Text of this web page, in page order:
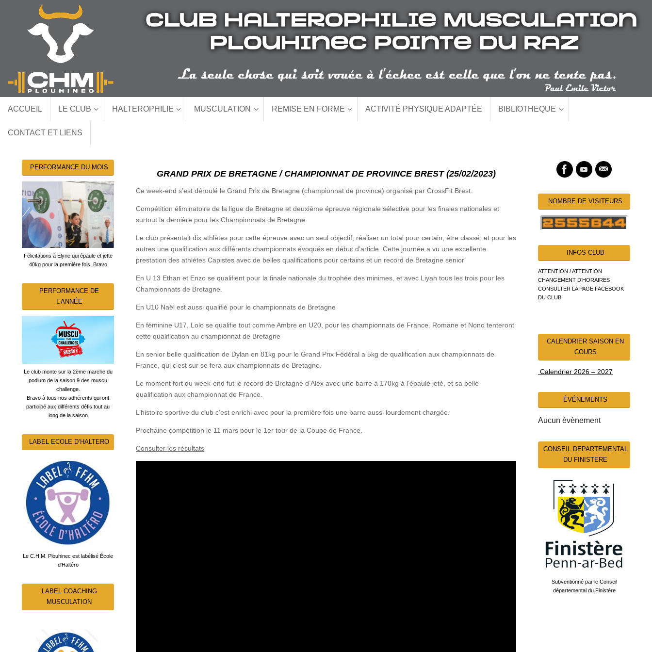
ACCUEIL LE CLUB HALTEROPHILIE MUSCULATION REMISE EN FORME ACTIVITÉ PHYSIQUE ADAPTÉE BIBLIOTHEQUE
CONTACT ET LIENS
GRAND PRIX DE BRETAGNE / CHAMPIONNAT DE PROVINCE BREST (25/02/2023)
Ce week-end s’est déroulé le Grand Prix de Bretagne (championnat de province) organisé par CrossFit Brest.
Compétition éliminatoire de la ligue de Bretagne et deuxième épreuve régionale sélective pour les finales nationales et
surtout la dernière pour les Championnats de Bretagne.
Le club présentait dix athlètes pour cette épreuve avec un seul objectif, réaliser un total pour certain, être classé, et pour les
autres une qualification aux différents championnats évoqués en début d’article. Cette journée a vu une excellente
prestation des athlètes Capistes avec de belles qualifications pour certains et un record de Bretagne senior
En U 13 Ethan et Enzo se qualifient pour la finale nationale du trophée des minimes, et avec Liyah tous les trois pour les
Championnats de Bretagne.
En U10 Naël est aussi qualifié pour le championnats de Bretagne
En féminine U17, Lolo se qualifie tout comme Ambre en U20, pour les championnats de France. Romane et Nono tenteront
cette qualification au championnat de Bretagne
En senior belle qualification de Dylan en 81kg pour le Grand Prix Fédéral a 5kg de qualification aux championnats de
France, qui c’est sur se fera aux championnats de Bretagne.
Le moment fort du week-end fut le record de Bretagne d’Alex avec une barre à 170kg à l’épaulé jeté, et sa belle
qualification aux championnat de France.
L’histoire sportive du club c’est enrichi avec pour la première fois une barre aussi lourdement chargée.
Prochaine compétition le 11 mars pour le 1er tour de la Coupe de France.
Consulter les résultats
PERFORMANCE DU MOIS
Félicitations à Elyne qui épaule et jette
40kg pour la première fois. Bravo
PERFORMANCE DE
L’ANNÉE
Le club monte sur la 2ème marche du
podium de la saison 9 des muscu
challenge.
Bravo à tous nos adhérents qui ont
participé aux différents défis tout au
long de la saison
LABEL ECOLE D’HALTERO
Le C.H.M. Plouhinec est labélisé École
d'Haltéro
LABEL COACHING
MUSCULATION
NOMBRE DE VISITEURS
INFOS CLUB
ATTENTION / ATTENTION
CHANGEMENT D’HORAIRES
CONSULTER LA PAGE FACEBOOK
DU CLUB
CALENDRIER SAISON EN
COURS
Calendrier 2026 – 2027
ÉVÉNEMENTS
Aucun évènement
CONSEIL DEPARTEMENTAL
DU FINISTERE
Subventionné par le Conseil
départemental du Finistère